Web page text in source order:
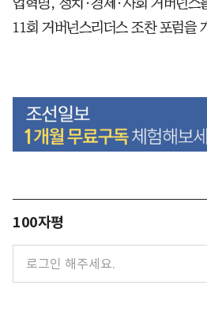
업혁명, 정치·경제·사회 거버넌스
11회 거버넌스리더스 조찬 포럼을
100자평